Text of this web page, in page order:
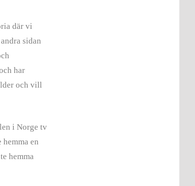
där vi
sidan
har
och vill
i Norge tv
en
hemma